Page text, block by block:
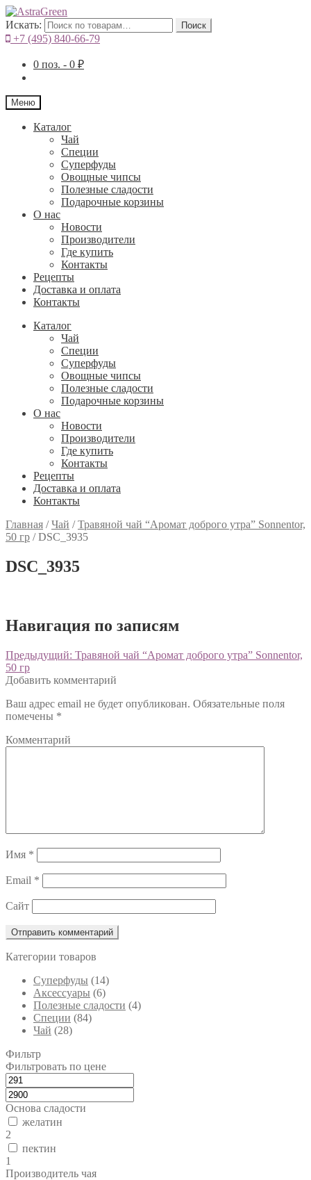
Искать: Поиск
+7 (495) 840-66-79
0 поз. - 0 ₽
Меню
Каталог
Чай
Специи
Cуперфуды
Овощные чипсы
Полезные сладости
Подарочные корзины
О нас
Новости
Производители
Где купить
Контакты
Рецепты
Доставка и оплата
Контакты
Каталог
Чай
Специи
Cуперфуды
Овощные чипсы
Полезные сладости
Подарочные корзины
О нас
Новости
Производители
Где купить
Контакты
Рецепты
Доставка и оплата
Контакты
Главная /Чай /Травяной чай “Аромат доброго утра” Sonnentor,
50 гр /DSC_3935
DSC_3935
Навигация по записям
Предыдущий: Травяной чай “Аромат доброго утра” Sonnentor,
50 гр
Добавить комментарий
Ваш адрес email не будет опубликован. Обязательные поля
помечены *
Комментарий
Имя *
Email *
Сайт
Категории товаров
Cуперфуды (14)
Аксессуары (6)
Полезные сладости (4)
Специи (84)
Чай (28)
Фильтр
Фильтровать по цене
Основа сладости
желатин
2
пектин
1
Производитель чая